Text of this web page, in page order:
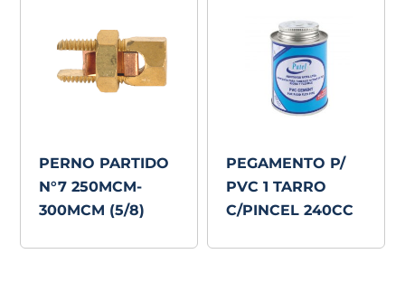
PERNO PARTIDO
N°7 250MCM-
300MCM (5/8)
PEGAMENTO P/
PVC 1 TARRO
C/PINCEL 240CC